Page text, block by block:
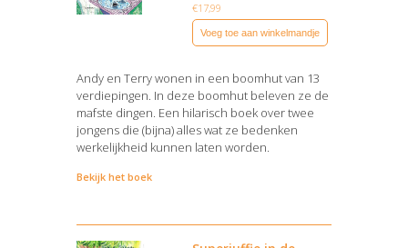
€17,99
Voeg toe aan winkelmandje
Andy en Terry wonen in een boomhut van 13
verdiepingen. In deze boomhut beleven ze de
mafste dingen. Een hilarisch boek over twee
jongens die (bijna) alles wat ze bedenken
werkelijkheid kunnen laten worden.
Bekijk het boek